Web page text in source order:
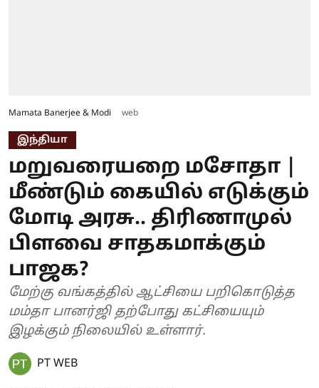
Mamata Banerjee & Modi web
இந்தியா
மறுவரையறை மசோதா |
மீண்டும் கையில் எடுக்கும்
மோடி அரசு.. திரிணாமுல்
பிளவை சாதகமாக்கும்
பாஜக?
மேற்கு வங்கத்தில் ஆட்சியை பறிகொடுத்த
மம்தா பானர்ஜி தற்போது கட்சியையும்
இழக்கும் நிலையில் உள்ளார்.
PT WEB